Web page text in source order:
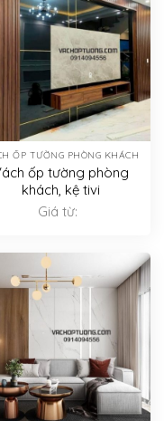
ỐP TƯỜNG PHÒNG KHÁCH
ốp tường phòng
khách, kệ tivi
Giá từ: